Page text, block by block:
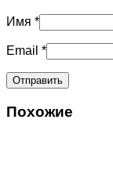
Имя *
Email *
Похожие